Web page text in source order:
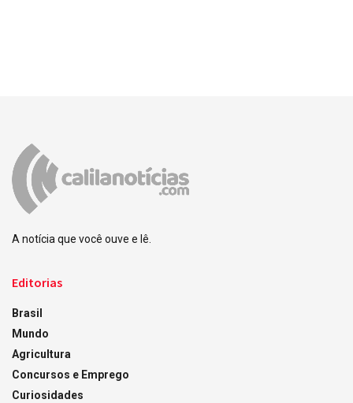
A notícia que você ouve e lê.
Editorias
Brasil
Mundo
Agricultura
Concursos e Emprego
Curiosidades